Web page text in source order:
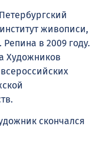
живописи,
в 2009 году.
Художников
скончался